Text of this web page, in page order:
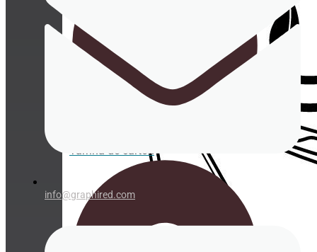
Tarrina de cartón
info@graphired.com